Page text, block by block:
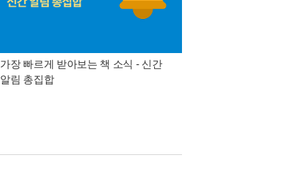
가장 빠르게 받아보는 책 소식 - 신간
알림 총집합